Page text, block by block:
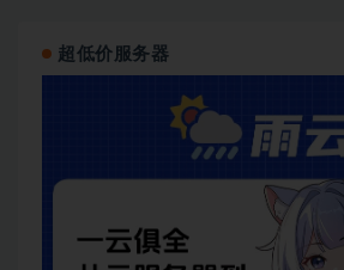
超低价服务器